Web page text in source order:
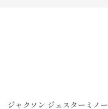
ジャクソン ジェスターミノー